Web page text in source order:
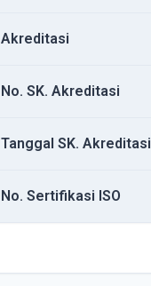
Akreditasi
No. SK. Akreditasi
Tanggal SK. Akreditasi
No. Sertifikasi ISO